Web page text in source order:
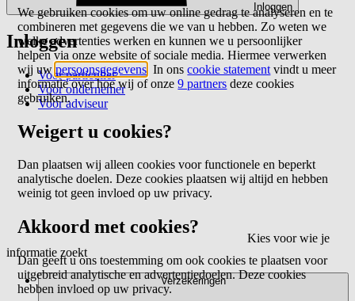
Inloggen
Inloggen
Voor particulier
Voor ondernemer
Voor adviseur
Kies voor wie je
informatie zoekt
Verzekeringen
We gebruiken cookies om uw online gedrag te analyseren en te
combineren met gegevens die we van u hebben. Zo weten we
welke advertenties werken en kunnen we u persoonlijker
helpen via onze website of sociale media. Hiermee verwerken
wij uwpersoonsgegevens . In onscookie statement vindt u meer
informatie over hoe wij of onze9 partners deze cookies
gebruiken.
Weigert u cookies?
Dan plaatsen wij alleen cookies voor functionele en beperkt
analytische doelen. Deze cookies plaatsen wij altijd en hebben
weinig tot geen invloed op uw privacy.
Akkoord met cookies?
Dan geeft u ons toestemming om ook cookies te plaatsen voor
uitgebreid analytische en advertentiedoelen. Deze cookies
hebben invloed op uw privacy.